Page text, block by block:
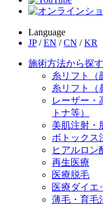
Language
JP / EN / CN / KR
施術方法から探す
糸リフト（
糸リフト（
レーザー・
トナ等）
美肌注射・
ボトックス
ヒアルロン
再生医療
医療脱毛
医療ダイエ
薄毛・育毛